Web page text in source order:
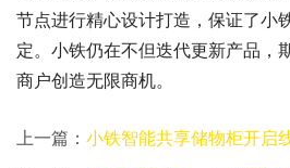
节点进行精心设计打造，保证了小
定。小铁仍在不但迭代更新产品，
商户创造无限商机。
上一篇： 小铁智能共享储物柜开启